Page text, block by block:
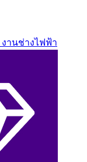
งานช่างไฟฟ้า